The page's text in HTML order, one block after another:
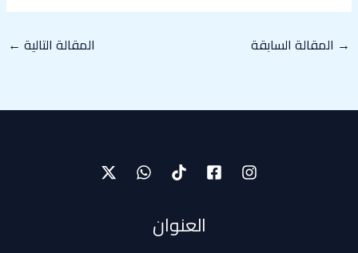
→ المقالة السابقة المقالة التالية ←
العنوان